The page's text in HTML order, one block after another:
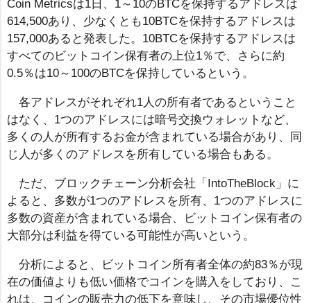
Coin Metricsは1日、1～10のBTCを保持するアドレスは
614,500あり、少なくとも10BTCを保持するアドレスは
157,000あると発表した。10BTCを保持するアドレスは
すべてのビットコイン保有者の上位1％で、さらに約
0.5％は10～100のBTCを保持しているという。
各アドレスがそれぞれ1人の所有者であるということ
はなく、1つのアドレスには暗号交換ウォレットなど、
多くの人が所有するお金が含まれている場合があり、同
じ人が多くのアドレスを所有している場合もある。
ただ、ブロックチェーン分析会社「IntoTheBlock」に
よると、多数が1つのアドレスを所有、1つのアドレスに
多数の資産が含まれている場合、ビットコイン保有者の
大部分は利益を得ている可能性が高いという。
分析によると、ビットコイン所有者全体の約83％が現
在の価値よりも低い価格でコインを購入をしており、こ
れは、コインの販売力の低下を意味し、その市場優位性